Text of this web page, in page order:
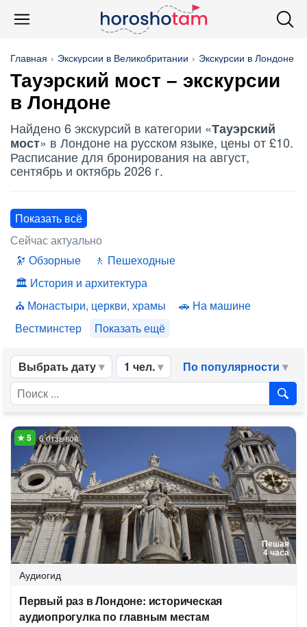
Главная Экскурсии в Великобритании Экскурсии в Лондоне
Тауэрский мост – экскурсии
в Лондоне
Найдено 6 экскурсий в категории «Тауэрский
мост» в Лондоне на русском языке, цены от £10.
Расписание для бронирования на август,
сентябрь и октябрь 2026 г.
Показать всё
Сейчас актуально
Обзорные
Пешеходные
История и архитектура
Монастыри, церкви, храмы
На машине
Вестминстер
Показать ещё
Выбрать дату 1 чел. По популярности
Пешая
4 часа
6 отзывов
Аудиогид
Первый раз в Лондоне: историческая
аудиопрогулка по главным местам